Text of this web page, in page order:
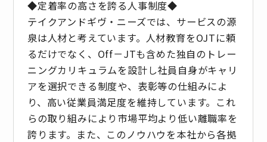
◆定着率の高さを誇る人事制度◆
テイクアンドギヴ・ニーズでは、サービスの源
泉は人材と考えています。人材教育をOJTに頼
るだけでなく、Off－JTも含めた独自のトレー
ニングカリキュラムを設計し社員自身がキャリ
アを選択できる制度や、表彰等の仕組みによ
り、高い従業員満足度を維持しています。これ
らの取り組みにより市場平均より低い離職率を
誇ります。また、このノウハウを本社から各拠